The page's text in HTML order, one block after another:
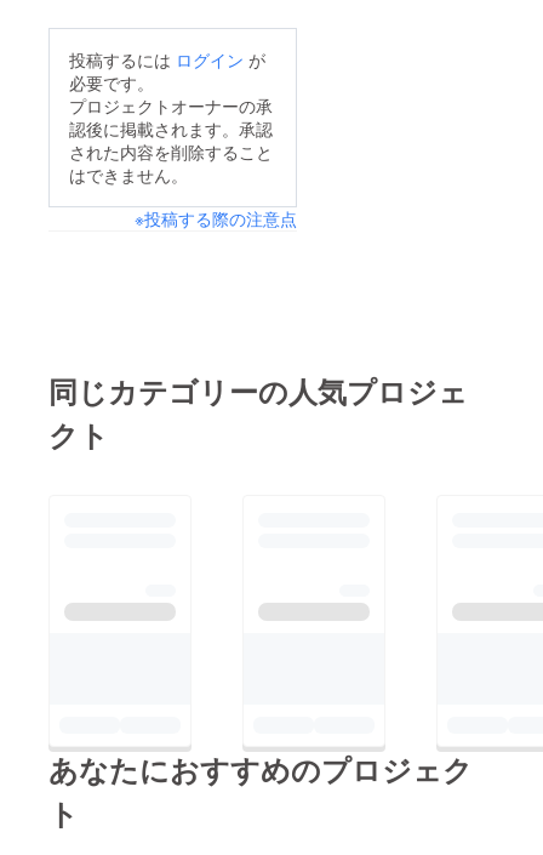
投稿するには ログイン が
必要です。
プロジェクトオーナーの承
認後に掲載されます。承認
された内容を削除すること
はできません。
※投稿する際の注意点
同じカテゴリーの人気プロジェ
クト
あなたにおすすめのプロジェク
ト